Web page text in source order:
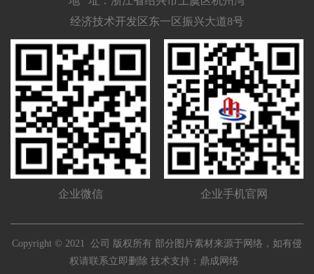
经济技术开发区东一区振兴大道8号
企业微信 企业手机官网
Copyright © 2021 公司 版权所有 部分图片素材来源于网络，如有侵
权请联系立即删除 技术支持： 鼎成网络